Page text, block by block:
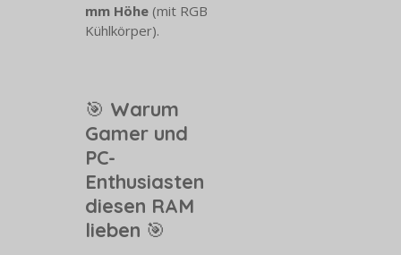
mm Höhe (mit RGB
Kühlkörper).
🎯 Warum
Gamer und
PC-
Enthusiasten
diesen RAM
lieben 🎯